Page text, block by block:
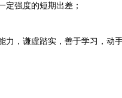
强度的短期出差；
，谦虛踏实，善于学习，动手